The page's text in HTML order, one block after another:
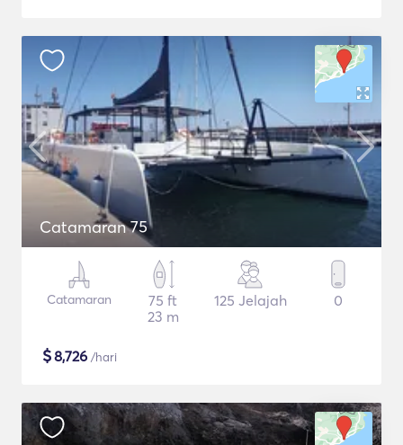
Catamaran 75
Catamaran
75 ft
23 m
125 Jelajah 0
$8,726 /hari